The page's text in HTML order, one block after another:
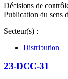
Décisions de
Publication du sens
Secteur(s) :
Distribution
23-DCC-31